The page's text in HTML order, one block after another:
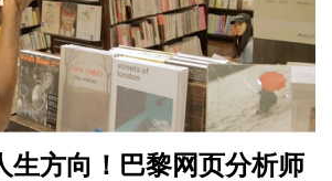
生方向！巴黎网页分析师